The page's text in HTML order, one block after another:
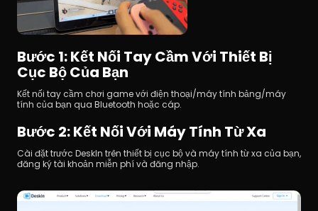
Bước 1: Kết Nối Tay Cầm Với Thiết Bị
Cục Bộ Của Bạn
Kết nối tay cầm chơi game với điện thoại/máy tính bảng/máy
tính của bạn qua Bluetooth hoặc cáp.
Bước 2: Kết Nối Với Máy Tính Từ Xa
Cài đặt trước DeskIn trên thiết bị cục bộ và máy tính từ xa của bạn,
đăng ký tài khoản miễn phí và đăng nhập.